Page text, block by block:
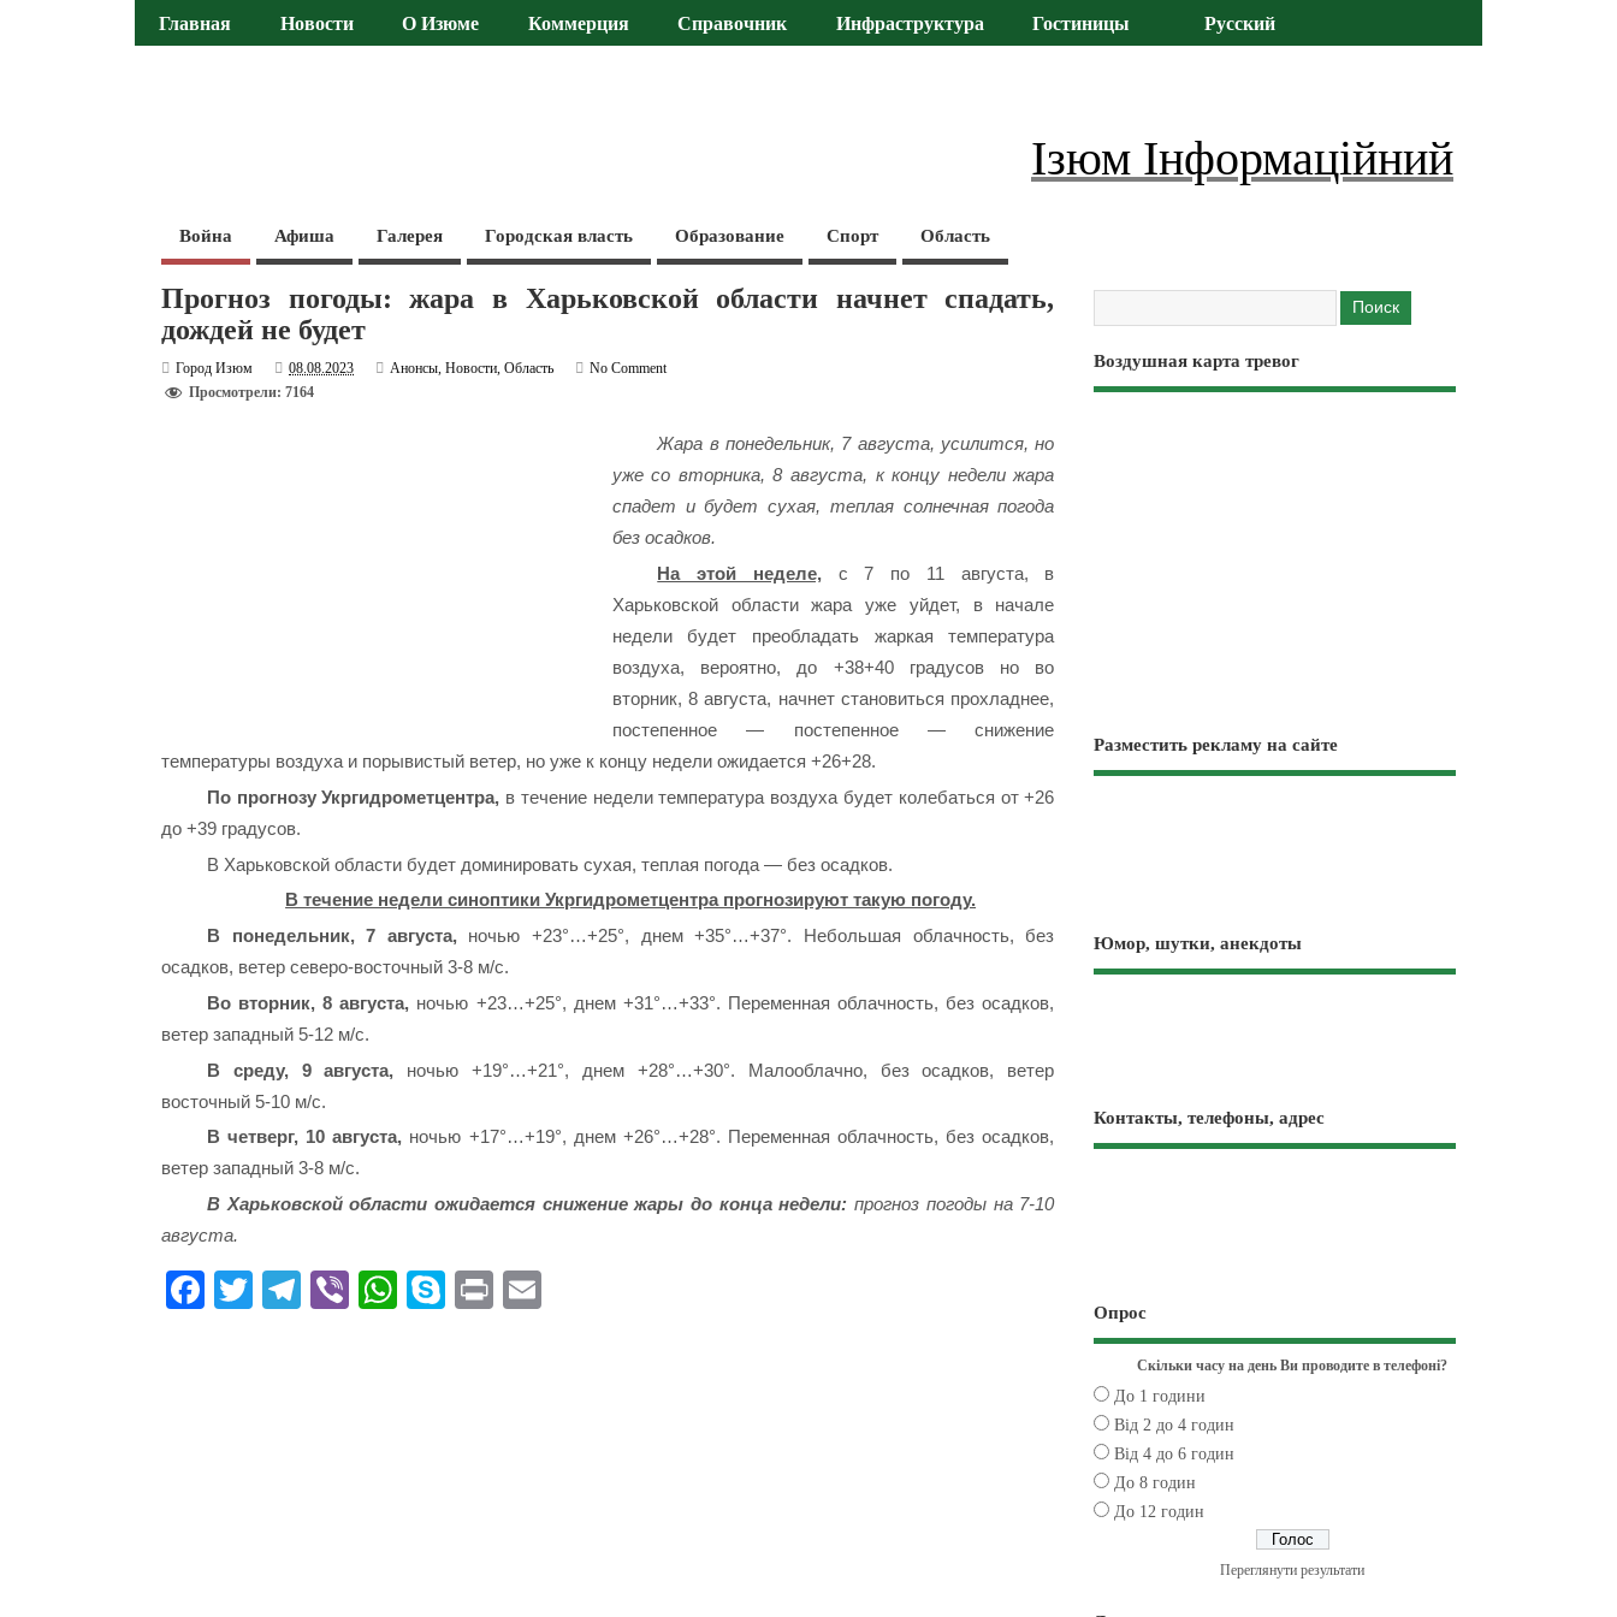
Главная Новости О Изюме Коммерция Справочник Инфраструктура Гостиницы Русский
Ізюм Інформаційний
Война Афиша Галерея Городская власть Образование Спорт Область
Прогноз погоды: жара в Харьковской области начнет спадать,
дождей не будет
Город Изюм 08.08.2023 Анонсы,Новости,Область
No Comment
Просмотрели: 7164
Жара в понедельник, 7 августа, усилится, но
уже со вторника, 8 августа, к концу недели жара
спадет и будет сухая, теплая солнечная погода
без осадков.
На этой неделе,с 7 по 11 августа, в
Харьковской области жара уже уйдет, в начале
недели будет преобладать жаркая температура
воздуха, вероятно, до +38+40 градусов но во
вторник, 8 августа, начнет становиться прохладнее,
постепенное — постепенное — снижение
температуры воздуха и порывистый ветер, но уже к концу недели ожидается +26+28.
По прогнозу Укргидрометцентра, в течение недели температура воздуха будет колебаться от +26
до +39 градусов.
В Харьковской области будет доминировать сухая, теплая погода — без осадков.
В течение недели синоптики Укргидрометцентра прогнозируют такую погоду.
В понедельник, 7 августа,ночью +23°…+25°, днем +35°…+37°. Небольшая облачность, без
осадков, ветер северо-восточный 3-8 м/с.
Во вторник, 8 августа, ночью +23…+25°, днем +31°…+33°. Переменная облачность, без осадков,
ветер западный 5-12 м/с.
В среду, 9 августа, ночью +19°…+21°, днем +28°…+30°. Малооблачно, без осадков, ветер
восточный 5-10 м/с.
В четверг, 10 августа, ночью +17°…+19°, днем +26°…+28°. Переменная облачность, без осадков,
ветер западный 3-8 м/с.
В Харьковской области ожидается снижение жары до конца недели: прогноз погоды на 7-10
августа.
Fa T
Te Vi
W
S
Pr
Воздушная карта тревог
Разместить рекламу на сайте
Юмор, шутки, анекдоты
Контакты, телефоны, адрес
Опрос
Скільки часу на день Ви проводите в телефоні?
До 1 години
Від 2 до 4 годин
Від 4 до 6 годин
До 8 годин
До 12 годин
Переглянути результати